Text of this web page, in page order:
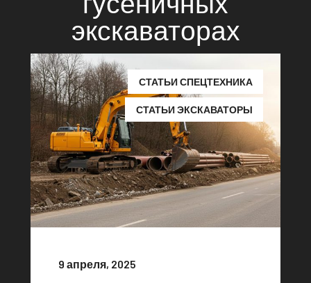
экскаваторах
СТАТЬИ СПЕЦТЕХНИКА
СТАТЬИ ЭКСКАВАТОРЫ
9 апреля, 2025